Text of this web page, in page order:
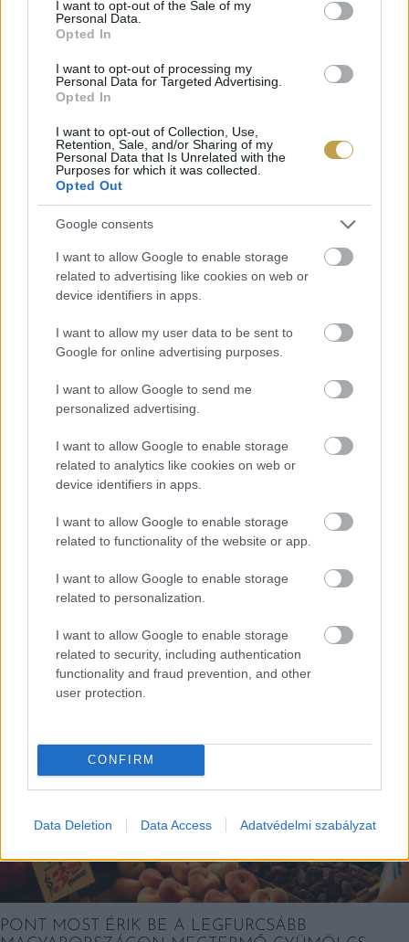
I want to opt-out of the Sale of my
Personal Data.
Opted In
I want to opt-out of processing my
Personal Data for Targeted Advertising.
Opted In
I want to opt-out of Collection, Use,
Retention, Sale, and/or Sharing of my
Personal Data that Is Unrelated with the
Purposes for which it was collected.
Opted Out
Google consents
I want to allow Google to enable storage
related to advertising like cookies on web or
device identifiers in apps.
I want to allow my user data to be sent to
Google for online advertising purposes.
I want to allow Google to send me
personalized advertising.
I want to allow Google to enable storage
related to analytics like cookies on web or
device identifiers in apps.
I want to allow Google to enable storage
related to functionality of the website or app.
I want to allow Google to enable storage
related to personalization.
I want to allow Google to enable storage
related to security, including authentication
functionality and fraud prevention, and other
user protection.
CONFIRM
Data Deletion Data Access Adatvédelmi szabályzat
Címlapfotó: Junior REIS / Unsplash
EZEK IS ÉRDEKELHETNEK
Falatok
PONT MOST ÉRIK BE A LEGFURCSÁBB